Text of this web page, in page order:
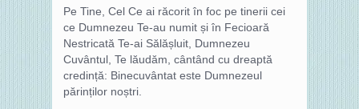
Pe Tine, Cel Ce ai răcorit în foc pe tinerii cei
ce Dumnezeu Te-au numit și în Fecioară
Nestricată Te-ai Sălășluit, Dumnezeu
Cuvântul, Te lăudăm, cântând cu dreaptă
credință: Binecuvântat este Dumnezeul
părinților noștri.